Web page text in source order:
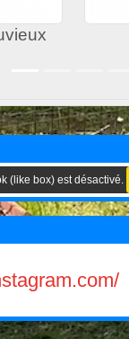
(like box) est désactivé.